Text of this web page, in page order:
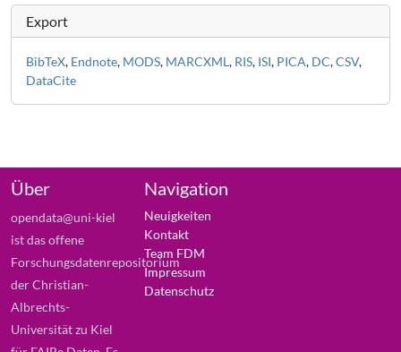
Export
BibTeX, Endnote, MODS, MARCXML, RIS, ISI, PICA, DC,CSV,
DataCite
Über
opendata@uni-kiel
ist das offene
Forschungsdatenrepositorium
der Christian-
Albrechts-
Universität zu Kiel
Navigation
Neuigkeiten
Kontakt
Team FDM
Impressum
Datenschutz